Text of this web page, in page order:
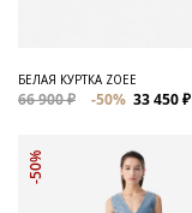
БЕЛАЯ КУРТКА ZOEE
66 900 ₽ -50% 33 450 ₽
-50%